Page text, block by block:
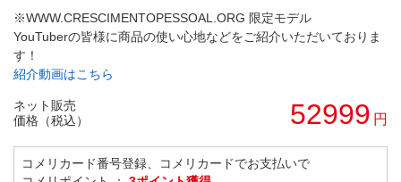
※WWW.CRESCIMENTOPESSOAL.ORG 限定モデル
YouTuberの皆様に商品の使い心地などをご紹介いただいておりま
す！
紹介動画はこちら
ネット販売
価格（税込）
52999 円
コメリカード番号登録、コメリカードでお支払いで